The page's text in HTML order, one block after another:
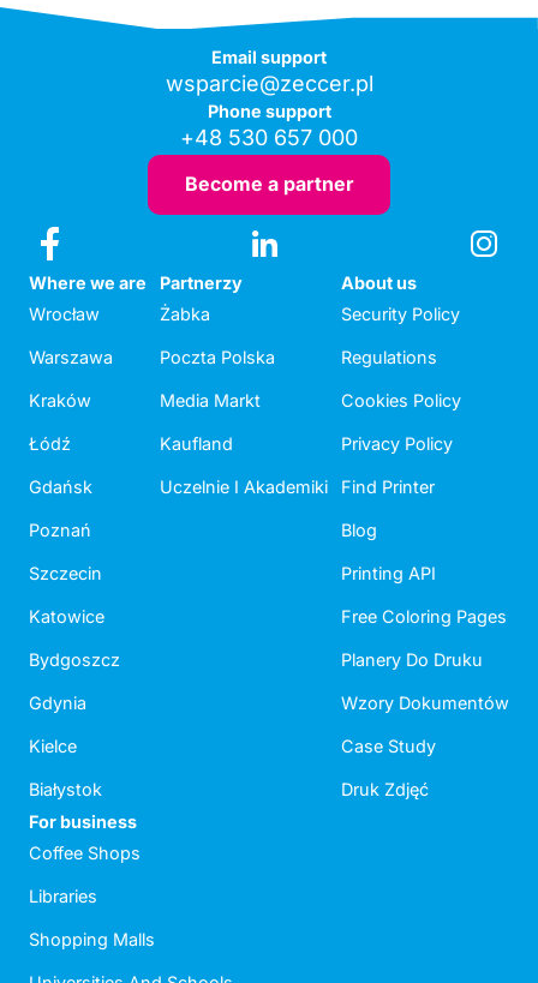
Email support
wsparcie@zeccer.pl
Phone support
+48 530 657 000
Become a partner
Where we are
Wrocław
Warszawa
Kraków
Łódź
Gdańsk
Poznań
Szczecin
Katowice
Bydgoszcz
Gdynia
Kielce
Białystok
Partnerzy
Żabka
Poczta Polska
Media Markt
Kaufland
Uczelnie I Akademiki
About us
Security Policy
Regulations
Cookies Policy
Privacy Policy
Find Printer
Blog
Printing API
Free Coloring Pages
Planery Do Druku
Wzory Dokumentów
Case Study
Druk Zdjęć
For business
Coffee Shops
Libraries
Shopping Malls